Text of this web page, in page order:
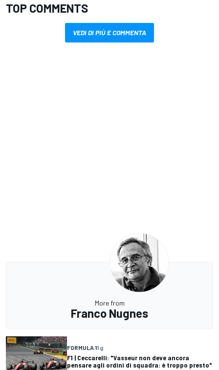
TOP COMMENTS
VEDI DI PIÙ E COMMENTA
More from
Franco Nugnes
FORMULA 11 g
F1 | Ceccarelli: "Vasseur non deve ancora
pensare agli ordini di squadra: è troppo presto"